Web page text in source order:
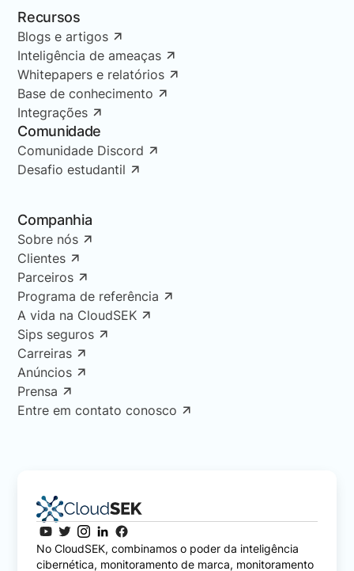
Recursos
Blogs e artigos
Inteligência de ameaças
Whitepapers e relatórios
Base de conhecimento
Integrações
Comunidade
Comunidade Discord
Desafio estudantil
Companhia
Sobre nós
Clientes
Parceiros
Programa de referência
A vida na CloudSEK
Sips seguros
Carreiras
Anúncios
Prensa
Entre em contato conosco
No CloudSEK, combinamos o poder da inteligência
cibernética, monitoramento de marca, monitoramento